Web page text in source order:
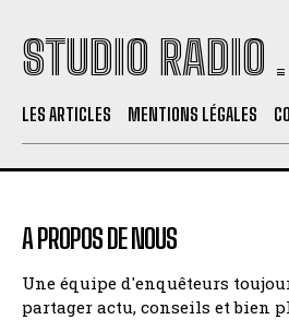
STUDIO RADIO
LES ARTICLES MENTIONS LÉGALES
A PROPOS DE NOUS
Une équipe d'enquêteurs
partager actu, conseils et bien